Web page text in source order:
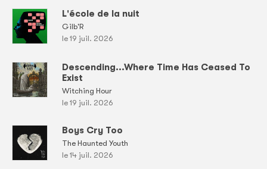
L'école de la nuit
Gilb'R
le 19 juil. 2026
Descending...Where Time Has Ceased To
Exist
Witching Hour
le 19 juil. 2026
Boys Cry Too
The Haunted Youth
le 14 juil. 2026